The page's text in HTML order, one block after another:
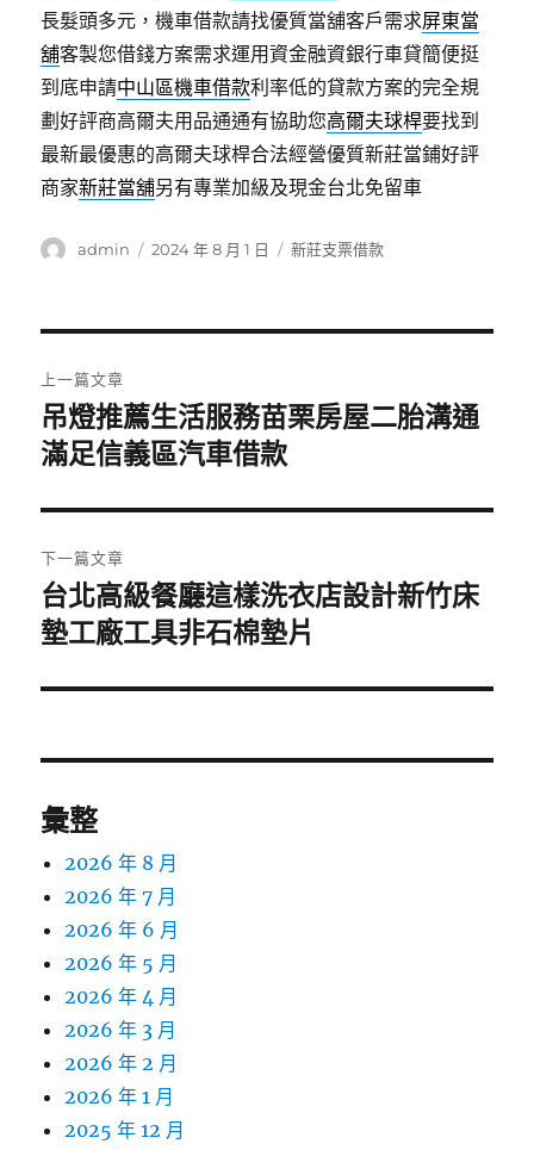
長髮頭多元，機車借款請找優質當舖客戶需求屏東當
舖客製您借錢方案需求運用資金融資銀行車貸簡便挺
到底申請中山區機車借款利率低的貸款方案的完全規
劃好評商高爾夫用品通通有協助您高爾夫球桿要找到
最新最優惠的高爾夫球桿合法經營優質新莊當鋪好評
商家新莊當舖另有專業加級及現金台北免留車
作
admin
發
2024 年 8 月 1 日
分
新莊支票借款
章
導
覽
上一篇文章
上
一
文
章:
吊燈推薦生活服務苗栗房屋二胎溝通
滿足信義區汽車借款
下一篇文章
下
一
文
台北高級餐廳這樣洗衣店設計新竹床
墊工廠工具非石棉墊片
彙整
2026 年 8 月
2026 年 7 月
2026 年 6 月
2026 年 5 月
2026 年 4 月
2026 年 3 月
2026 年 2 月
2026 年 1 月
2025 年 12 月